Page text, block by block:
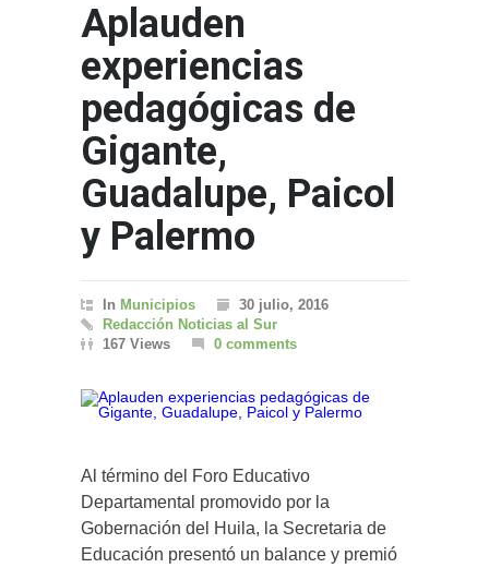
Aplauden
experiencias
pedagógicas de
Gigante,
Guadalupe, Paicol
y Palermo
In Municipios
30 julio, 2016
Redacción Noticias al Sur
167 Views
0 comments
Al término del Foro Educativo
Departamental promovido por la
Gobernación del Huila, la Secretaria de
Educación presentó un balance y premió